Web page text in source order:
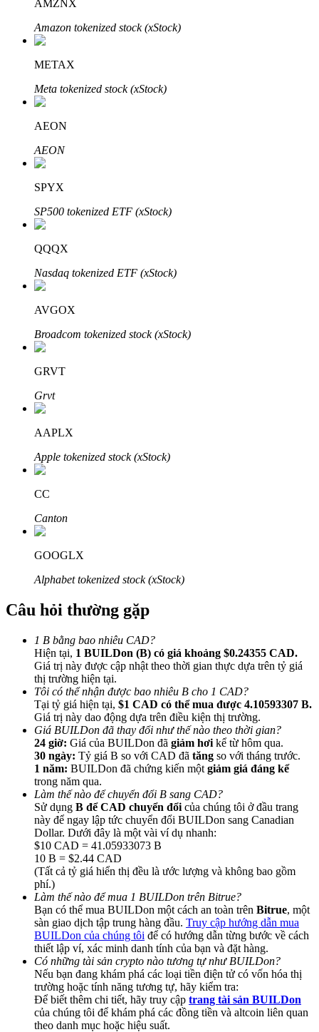
Đầu tư cố định và quản lý tài chính
Tận hưởng việc quản lý tài chính hiện tại và thu nhập lâu dài
Bitrue
Đối tác Bitrue
Đối tác Bitrue
Lên đến 65% hoa hồng!
Giới thiệu
Mời một người bạn để nhận phần thưởng tiền mặt
Deposit CASHCAT & Win
Deposit CASHCAT & Win
Share 500000 CASHCAT prize pool
Exclusive for BitMart Users
AMZNX
Amazon tokenized stock (xStock)
METAX
Meta tokenized stock (xStock)
AEON
AEON
SPYX
SP500 tokenized ETF (xStock)
QQQX
Nasdaq tokenized ETF (xStock)
AVGOX
Broadcom tokenized stock (xStock)
GRVT
Grvt
AAPLX
Apple tokenized stock (xStock)
CC
Canton
GOOGLX
Alphabet tokenized stock (xStock)
Câu hỏi thường gặp
1 B bằng bao nhiêu CAD?
Hiện tại, 1 BUILDon (B) có giá khoảng $0.24355 CAD.
Giá trị này được cập nhật theo thời gian thực dựa trên tỷ giá
thị trường hiện tại.
Tôi có thể nhận được bao nhiêu B cho 1 CAD?
Tại tỷ giá hiện tại, $1 CAD có thể mua được 4.10593307 B.
Giá trị này dao động dựa trên điều kiện thị trường.
Giá BUILDon đã thay đổi như thế nào theo thời gian?
24 giờ: Giá của BUILDon đã giảm hơi kể từ hôm qua.
30 ngày: Tỷ giá B so với CAD đã tăng so với tháng trước.
1 năm: BUILDon đã chứng kiến một giảm giá đáng kể
trong năm qua.
Làm thế nào để chuyển đổi B sang CAD?
Sử dụng B để CAD chuyển đổi của chúng tôi ở đầu trang
này để ngay lập tức chuyển đổi BUILDon sang Canadian
Dollar. Dưới đây là một vài ví dụ nhanh:
$10 CAD = 41.05933073 B
10 B = $2.44 CAD
(Tất cả tỷ giá hiển thị đều là ước lượng và không bao gồm
phí.)
Làm thế nào để mua 1 BUILDon trên Bitrue?
Bạn có thể mua BUILDon một cách an toàn trên Bitrue, một
sàn giao dịch tập trung hàng đầu. Truy cập hướng dẫn mua
BUILDon của chúng tôi để có hướng dẫn từng bước về cách
thiết lập ví, xác minh danh tính của bạn và đặt hàng.
Có những tài sản crypto nào tương tự như BUILDon?
Nếu bạn đang khám phá các loại tiền điện tử có vốn hóa thị
trường hoặc tính năng tương tự, hãy kiểm tra:
Để biết thêm chi tiết, hãy truy cập trang tài sản BUILDon
của chúng tôi để khám phá các đồng tiền và altcoin liên quan
theo danh mục hoặc hiệu suất.